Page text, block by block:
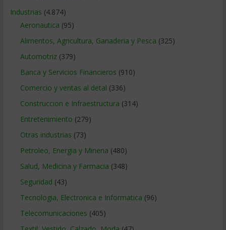
Industrias (4.874)
Aeronautica (95)
Alimentos, Agricultura, Ganaderia y Pesca (325)
Automotriz(379)
Banca y Servicios Financieros (910)
Comercio y ventas al detal (336)
Construccion e Infraestructura (314)
Entretenimiento (279)
Otras industrias (73)
Petroleo, Energia y Mineria (480)
Salud, Medicina y Farmacia (348)
Seguridad (43)
Tecnologia, Electronica e Informatica (96)
Telecomunicaciones (405)